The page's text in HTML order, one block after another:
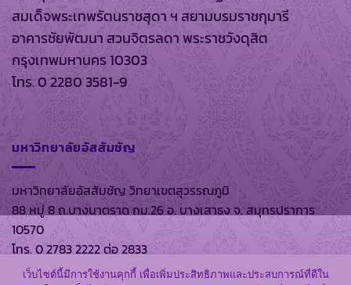
สมเด็จพระเทพรัตนราชสุดา ฯ สยามบรมราชกุมารี
อาคารชัยพัฒนา สวนจิตรลดา พระราชวังดุสิต
กรุงเทพมหานคร 10303
โทร. 0 2280 3581-9
มหาวิทยาลัยอัสสัมชัญ
มหาวิทยาลัยอัสสัมชัญ วิทยาเขตสุวรรณภูมิ
88 หมู่ 8 ถ.บางนาตราด กม.26 อ. บางเสาธง จ. สมุทรปราการ
10570
โทร. 0 2783 2222 ต่อ 2833
เว็บไซต์นี้มีการใช้งานคุกกี้ เพื่อเพิ่มประสิทธิภาพและประสบการณ์ที่ดีใน